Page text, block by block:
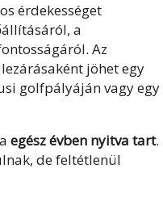
érdekességet
a
Az
jöhet egy
golfpályáján vagy egy
egész évben nyitva tart.
de feltétlenül